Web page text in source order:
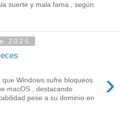
suerte y mala fama , según
2026
›
que Windows sufre bloqueos
macOS , destacando
pese a su dominio en